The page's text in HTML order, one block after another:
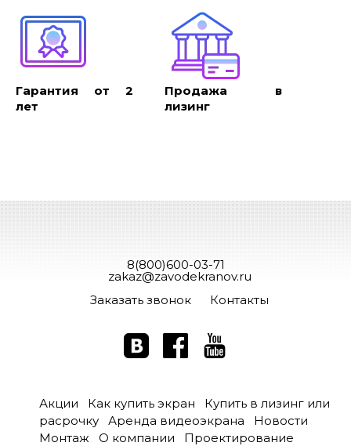
Гарантия от 2
лет
Продажа в
лизинг
8(800)600-03-71
zakaz@zavodekranov.ru
Заказать звонок
Контакты
Акции Как купить экран
Купить в лизинг или
расрочку
Аренда видеоэкрана
Новости
Монтаж
О компании
Проектирование